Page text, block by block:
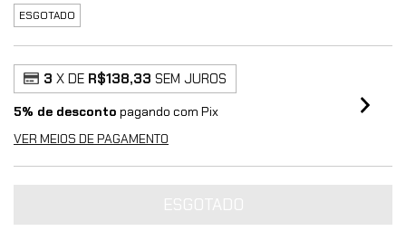
ESGOTADO
3 X DE R$138,33 SEM JUROS
5% de desconto pagando com Pix
VER MEIOS DE PAGAMENTO